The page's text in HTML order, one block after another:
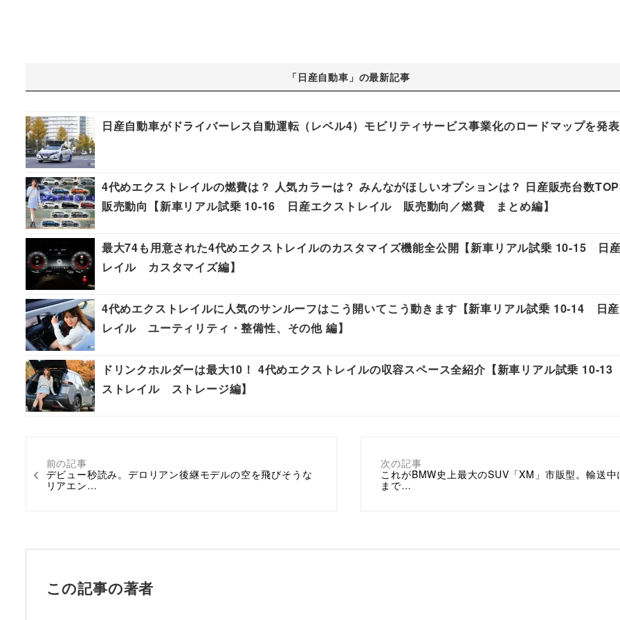
前の記事
デビュー秒読み。デロリアン後継モデルの空を飛びそうな
リアエン…
次の記事
これがBMW史上最大のSUV「XM」市販型。輸送中
まで…
「日産自動車」の最新記事
日産自動車がドライバーレス自動運転（レベル4）モビリティサービス事業化のロードマップを発表
4代めエクストレイルの燃費は？ 人気カラーは？ みんながほしいオプションは？ 日産販売台数
販売動向【新車リアル試乗 10-16 日産エクストレイル 販売動向／燃費 まとめ編】
最大74も用意された4代めエクストレイルのカスタマイズ機能全公開【新車リアル試乗 10-15 日
レイル カスタマイズ編】
4代めエクストレイルに人気のサンルーフはこう開いてこう動きます【新車リアル試乗 10-14 日
レイル ユーティリティ・整備性、その他 編】
ドリンクホルダーは最大10！ 4代めエクストレイルの収容スペース全紹介【新車リアル試乗 10-
ストレイル ストレージ編】
この記事の著者